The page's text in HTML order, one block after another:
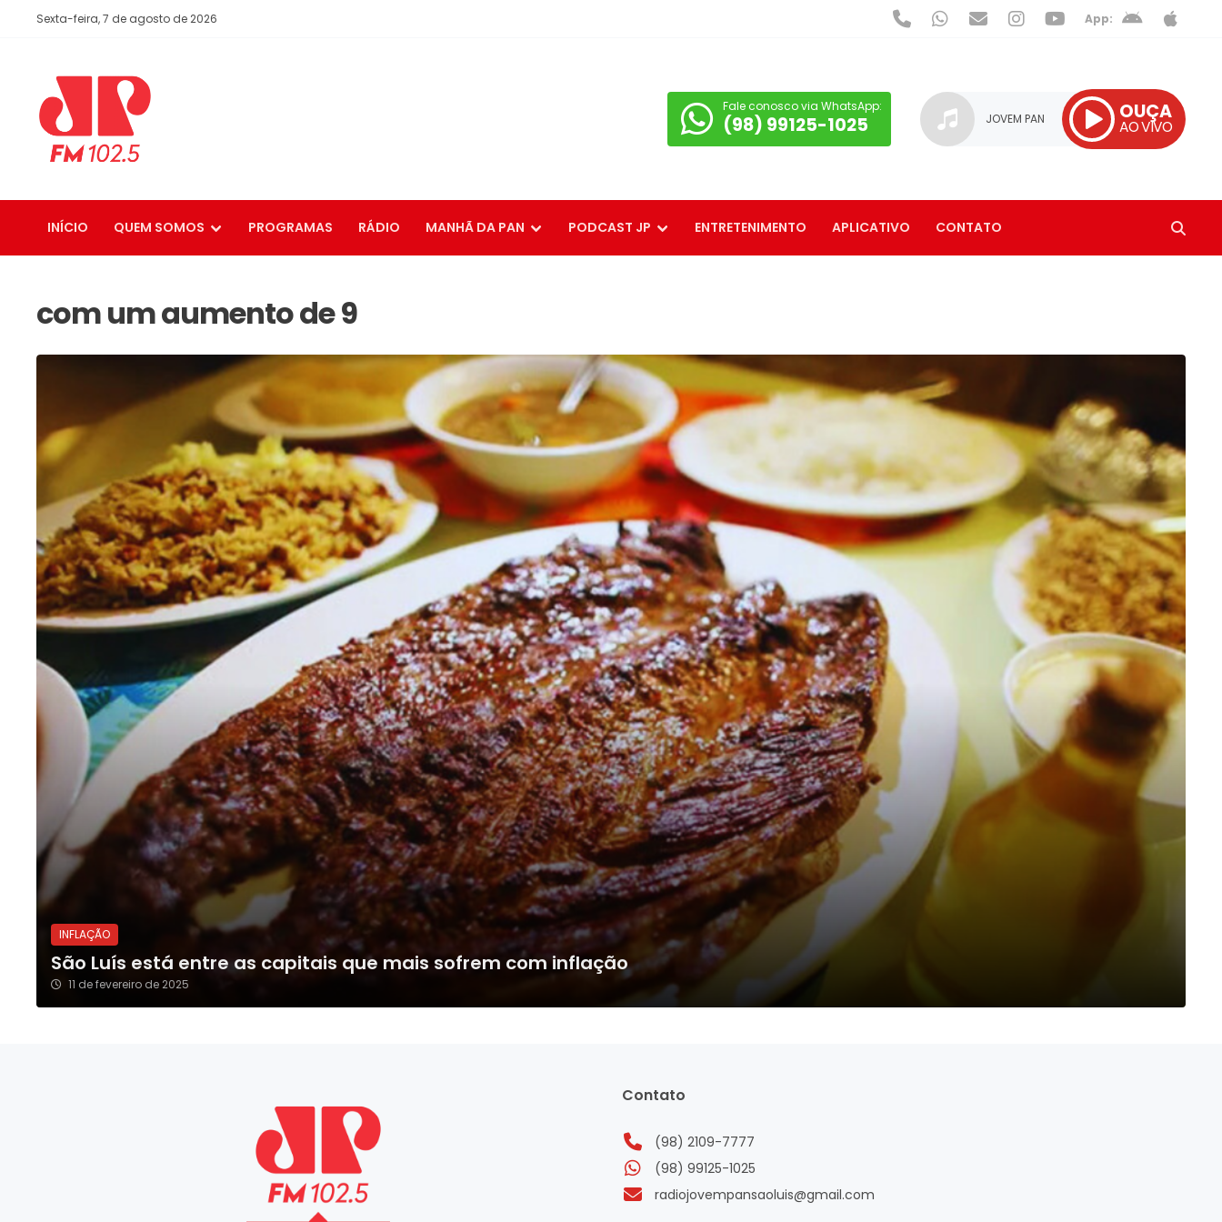
Sexta-feira, 7 de agosto de 2026 App:
Fale conosco via WhatsApp:
(98) 99125-1025 JOVEM PAN OUÇA
AO VIVO
INÍCIO QUEM SOMOS PROGRAMAS RÁDIO MANHÃ DA PAN PODCAST JP ENTRETENIMENTO APLICATIVO CONTATO
INFLAÇÃO
São Luís está entre as capitais que mais sofrem com inflação
11 de fevereiro de 2025
Contato
(98) 2109-7777
(98) 99125-1025
radiojovempansaoluis@gmail.com